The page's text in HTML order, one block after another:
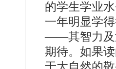
的学生学业
一年明显学
——其智力及
期待。如果